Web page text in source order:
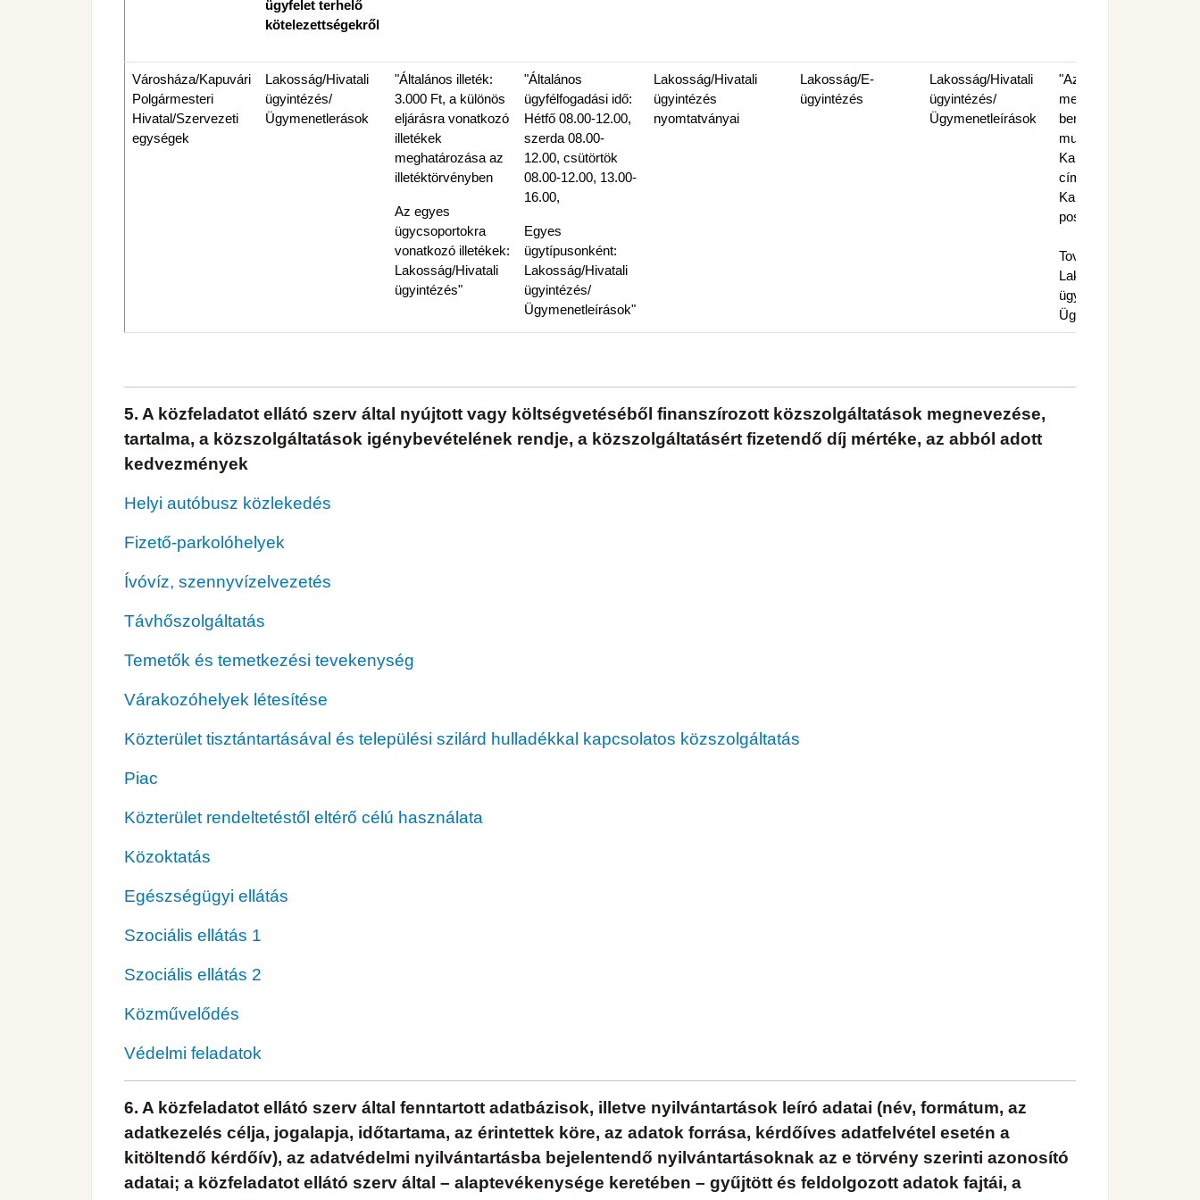
ügyfelet terhelő
kötelezettségekről
Városháza/Kapuvári
Polgármesteri
Hivatal/Szervezeti
egységek
Lakosság/Hivatali
ügyintézés/
Ügymenetlerások
"Általános illeték:
3.000 Ft, a különös
eljárásra vonatkozó
illetékek
meghatározása az
illetéktörvényben
Az egyes
ügycsoportokra
vonatkozó illetékek:
Lakosság/Hivatali
ügyintézés"
"Általános
ügyfélfogadási idő:
Hétfő 08.00-12.00,
szerda 08.00-
12.00, csütörtök
08.00-12.00, 13.00-
16.00,
Egyes
ügytípusonként:
Lakosság/Hivatali
ügyintézés/
Ügymenetleírások"
Lakosság/Hivatali
ügyintézés
nyomtatványai
Lakosság/E-
ügyintézés
Lakosság/Hivatali
ügyintézés/
Ügymenetleírások
"Az eljárást
megindító irat
benyújtható minden
munkanap a 9330
Kapuvár, Fő tér 1.
címen vagy 9331
Kapuvár, Pf.: 44.
postacímen.
További információ:
Lakosság/Hivatali
ügyintézés/
Ügymenetleírások"
5. A közfeladatot ellátó szerv által nyújtott vagy költségvetéséből finanszírozott közszolgáltatások megnevezése,
tartalma, a közszolgáltatások igénybevételének rendje, a közszolgáltatásért fizetendő díj mértéke, az abból adott
kedvezmények
Helyi autóbusz közlekedés
Fizető-parkolóhelyek
Ívóvíz, szennyvízelvezetés
Távhőszolgáltatás
Temetők és temetkezési tevekenység
Várakozóhelyek létesítése
Közterület tisztántartásával és települési szilárd hulladékkal kapcsolatos közszolgáltatás
Piac
Közterület rendeltetéstől eltérő célú használata
Közoktatás
Egészségügyi ellátás
Szociális ellátás 1
Szociális ellátás 2
Közművelődés
Védelmi feladatok
6. A közfeladatot ellátó szerv által fenntartott adatbázisok, illetve nyilvántartások leíró adatai (név, formátum, az
adatkezelés célja, jogalapja, időtartama, az érintettek köre, az adatok forrása, kérdőíves adatfelvétel esetén a
kitöltendő kérdőív), az adatvédelmi nyilvántartásba bejelentendő nyilvántartásoknak az e törvény szerinti azonosító
adatai; a közfeladatot ellátó szerv által – alaptevékenysége keretében – gyűjtött és feldolgozott adatok fajtái, a